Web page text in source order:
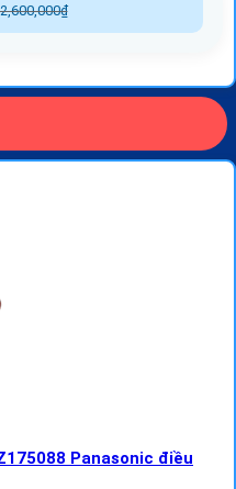
2,600,000₫
Panasonic điều